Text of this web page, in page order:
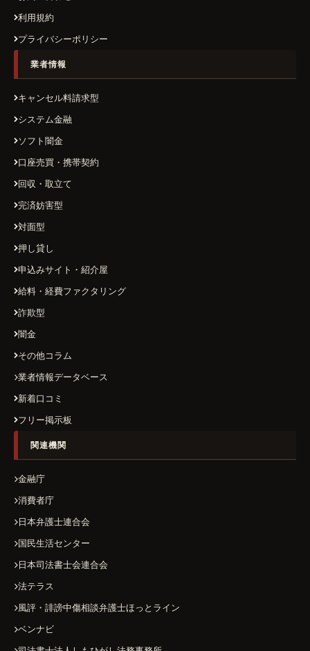
利用規約
プライバシーポリシー
業者情報
キャンセル料請求型
システム金融
ソフト闇金
口座売買・携帯契約
回収・取立て
完済妨害型
対面型
押し貸し
申込みサイト・紹介屋
給料・経費ファクタリング
詐欺型
闇金
その他コラム
業者情報データベース
新着口コミ
フリー掲示板
関連機関
金融庁
消費者庁
日本弁護士連合会
国民生活センター
日本司法書士会連合会
法テラス
風評・誹謗中傷相談弁護士ほっとライン
ベンナビ